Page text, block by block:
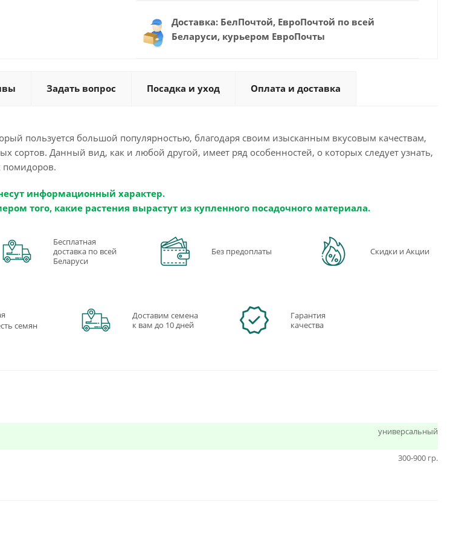
Доставка: БелПочтой, ЕвроПочтой по всей
Беларуси, курьером ЕвроПочты
Задать вопрос Посадка и уход Оплата и доставка
пользуется большой популярностью, благодаря своим изысканным вкусовым качествам,
сортов. Данный вид, как и любой другой, имеет ряд особенностей, о которых следует узнать,
помидоров.
информационный характер.
того, какие растения вырастут из купленного посадочного материала.
Бесплатная
доставка по всей
Беларуси
Без предоплаты Скидки и Акции
семян
Доставим семена
к вам до 10 дней
Гарантия
качества
универсальный
300-900 гр.